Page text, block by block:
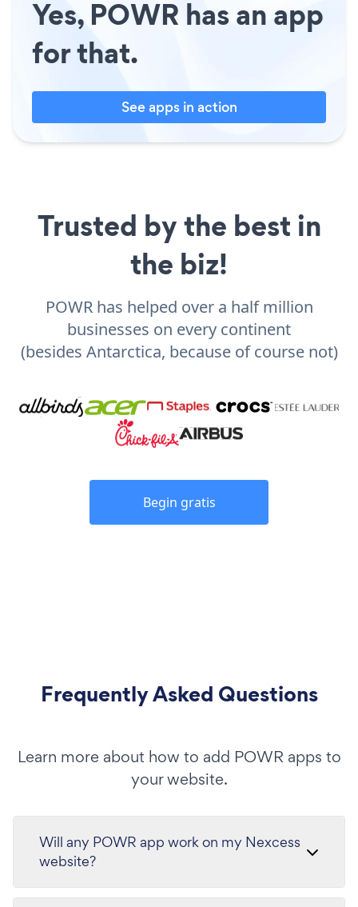
Yes, POWR has an app
for that.
See apps in action
Trusted by the best in
the biz!
POWR has helped over a half million
businesses on every continent
(besides Antarctica, because of course not)
Begin gratis
Frequently Asked Questions
Learn more about how to add POWR apps to
your website.
Will any POWR app work on my Nexcess
website?